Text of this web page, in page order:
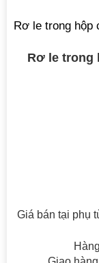
Rơ le trong hộp
Rơ le trong
Giá bán tại phụ